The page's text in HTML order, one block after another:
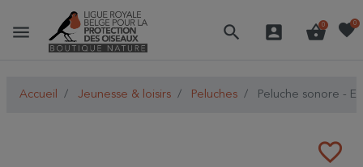
menu search account_box shopping_basket
0 favorite0
Accueil Jeunesse & loisirs Peluches Peluche sonore -
favorite_border